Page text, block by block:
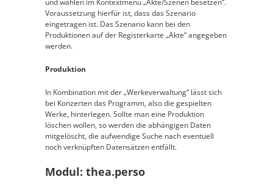
und wählen im Kontextmenü „Akte/Szenen besetzen“.
Voraussetzung hierfür ist, dass das Szenario
eingetragen ist. Das Szenario kann bei den
Produktionen auf der Registerkarte „Akte“ angegeben
werden.
Produktion
In Kombination mit der „Werkeverwaltung“ lässt sich
bei Konzerten das Programm, also die gespielten
Werke, hinterlegen. Sollte man eine Produktion
löschen wollen, so werden die abhängigen Daten
mitgelöscht, die aufwendige Suche nach eventuell
noch verknüpften Datensätzen entfällt.
Modul: thea.perso